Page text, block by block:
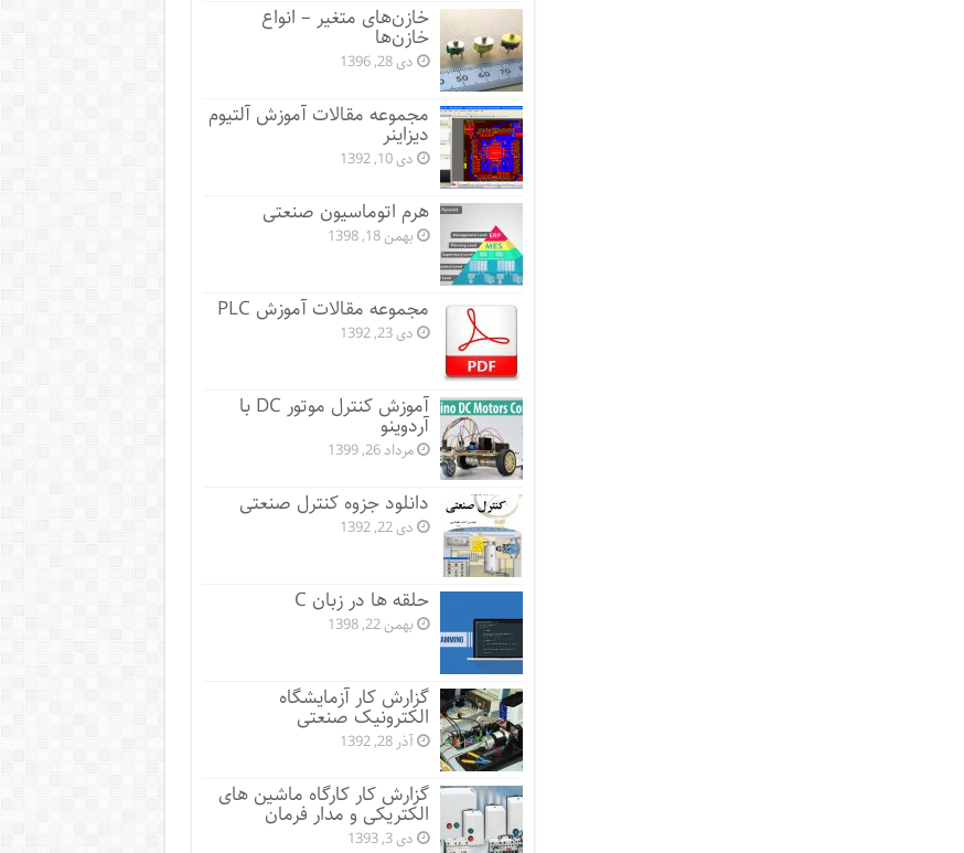
خازن‌های متغیر – انواع
خازن‌ها
دی 28, 1396
مجموعه مقالات آموزش آلتیوم
دیزاینر
دی 10, 1392
هرم اتوماسیون صنعتی
بهمن 18, 1398
مجموعه مقالات آموزش PLC
دی 23, 1392
آموزش کنترل موتور DC با
آردوینو
مرداد 26, 1399
دانلود جزوه کنترل صنعتی
دی 22, 1392
حلقه ها در زبان C
بهمن 22, 1398
گزارش کار آزمایشگاه
الکترونیک صنعتی
آذر 28, 1392
گزارش کار کارگاه ماشین های
الکتریکی و مدار فرمان
دی 3, 1393